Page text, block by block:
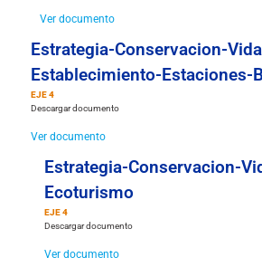
Ver documento
Estrategia-Conservacion-
Establecimiento-Estaciones-
EJE 4
Descargar documento
Ver documento
Estrategia-Conservacion-
Ecoturismo
EJE 4
Descargar documento
Ver documento